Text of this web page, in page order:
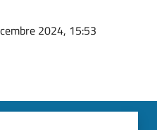
2024, 15:53